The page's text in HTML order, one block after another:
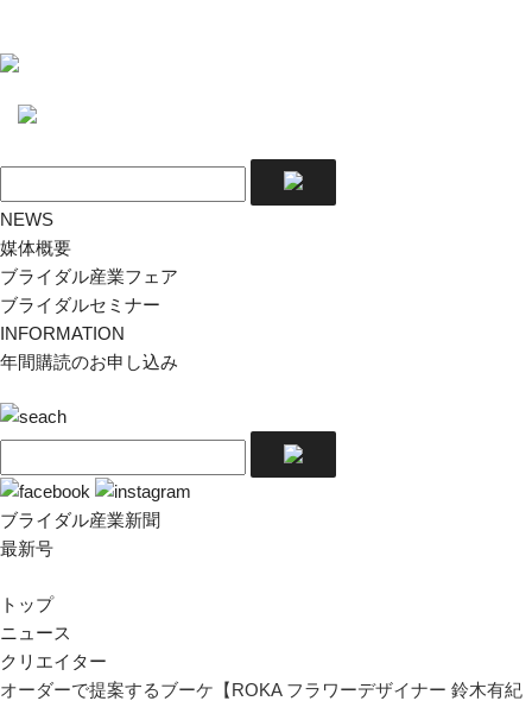
NEWS
媒体概要
ブライダル産業フェア
ブライダルセミナー
INFORMATION
年間購読のお申し込み
ブライダル産業新聞
最新号
トップ
ニュース
クリエイター
オーダーで提案するブーケ【ROKA フラワーデザイナー 鈴木有紀